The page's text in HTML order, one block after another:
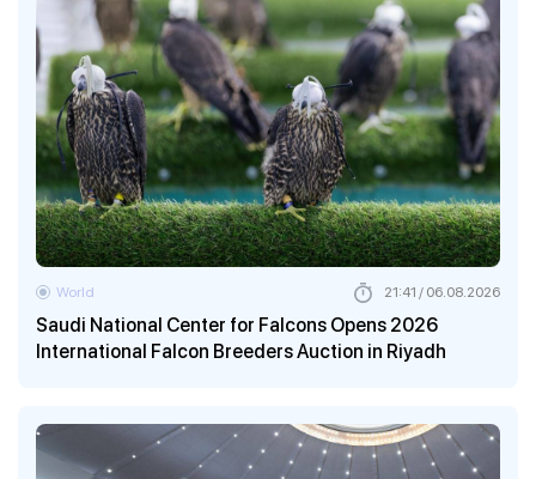
Saudi National Center for Falcons Opens 2026
International Falcon Breeders Auction in Riyadh
World 21:41 / 06.08.2026